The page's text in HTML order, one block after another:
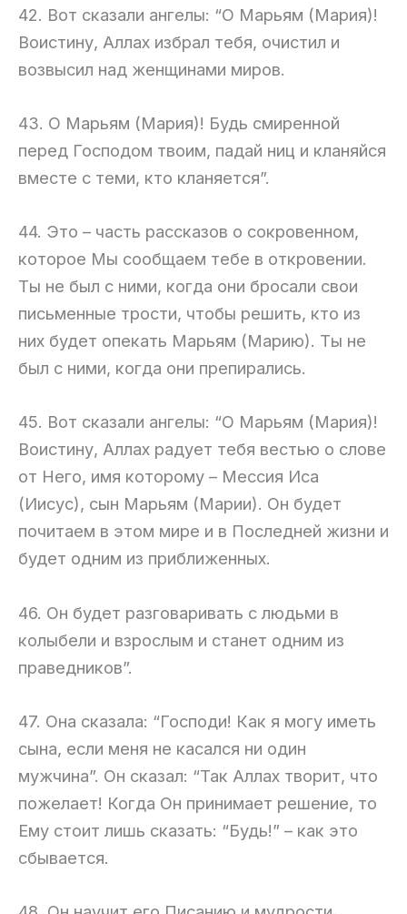
42. Вот сказали ангелы: “О Марьям (Мария)!
Воистину, Аллах избрал тебя, очистил и
возвысил над женщинами миров.
43. О Марьям (Мария)! Будь смиренной
перед Господом твоим, падай ниц и кланяйся
вместе с теми, кто кланяется”.
44. Это – часть рассказов о сокровенном,
которое Мы сообщаем тебе в откровении.
Ты не был с ними, когда они бросали свои
письменные трости, чтобы решить, кто из
них будет опекать Марьям (Марию). Ты не
был с ними, когда они препирались.
45. Вот сказали ангелы: “О Марьям (Мария)!
Воистину, Аллах радует тебя вестью о слове
от Него, имя которому – Мессия Иса
(Иисус), сын Марьям (Марии). Он будет
почитаем в этом мире и в Последней жизни и
будет одним из приближенных.
46. Он будет разговаривать с людьми в
колыбели и взрослым и станет одним из
праведников”.
47. Она сказала: “Господи! Как я могу иметь
сына, если меня не касался ни один
мужчина”. Он сказал: “Так Аллах творит, что
пожелает! Когда Он принимает решение, то
Ему стоит лишь сказать: “Будь!” – как это
сбывается.